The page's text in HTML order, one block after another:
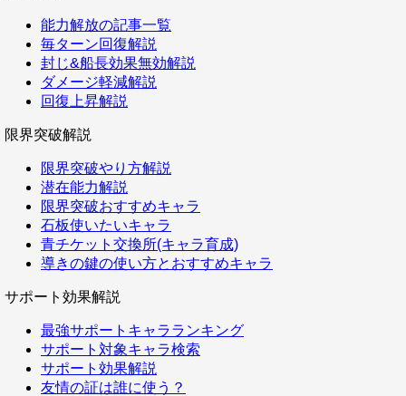
能力解放の記事一覧
毎ターン回復解説
封じ&船長効果無効解説
ダメージ軽減解説
回復上昇解説
限界突破解説
限界突破やり方解説
潜在能力解説
限界突破おすすめキャラ
石板使いたいキャラ
青チケット交換所(キャラ育成)
導きの鍵の使い方とおすすめキャラ
サポート効果解説
最強サポートキャラランキング
サポート対象キャラ検索
サポート効果解説
友情の証は誰に使う？